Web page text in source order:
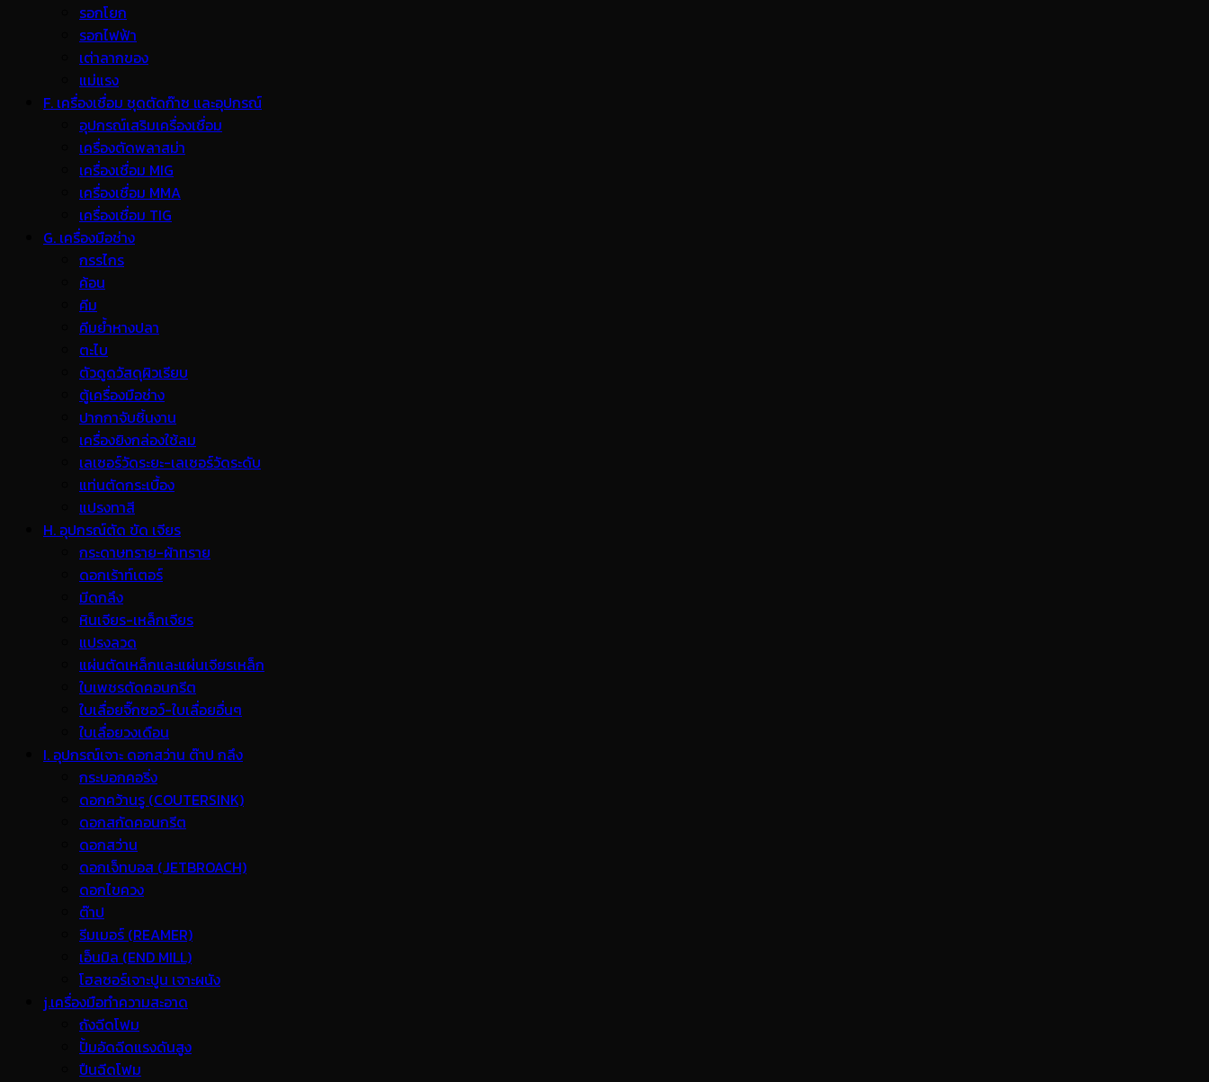
รอกโยก
รอกไฟฟ้า
เต่าลากของ
แม่แรง
F. เครื่องเชื่อม ชุดตัดก๊าซ และอุปกรณ์
อุปกรณ์เสริมเครื่องเชื่อม
เครื่องตัดพลาสม่า
เครื่องเชื่อม MIG
เครื่องเชื่อม MMA
เครื่องเชื่อม TIG
G. เครื่องมือช่าง
กรรไกร
ค้อน
คีม
คีมย้ำหางปลา
ตะไบ
ตัวดูดวัสดุผิวเรียบ
ตู้เครื่องมือช่าง
ปากกาจับชิ้นงาน
เครื่องยิงกล่องใช้ลม
เลเซอร์วัดระยะ-เลเซอร์วัดระดับ
แท่นตัดกระเบื้อง
แปรงทาสี
H. อุปกรณ์ตัด ขัด เจียร
กระดาษทราย-ผ้าทราย
ดอกเร้าท์เตอร์
มีดกลึง
หินเจียร-เหล็กเจียร
แปรงลวด
แผ่นตัดเหล็กและแผ่นเจียรเหล็ก
ใบเพชรตัดคอนกรีต
ใบเลื่อยจิ๊กซอว์-ใบเลื่อยอื่นๆ
ใบเลื่อยวงเดือน
I. อุปกรณ์เจาะ ดอกสว่าน ต๊าป กลึง
กระบอกคอริ่ง
ดอกคว้านรู (COUTERSINK)
ดอกสกัดคอนกรีต
ดอกสว่าน
ดอกเจ็ทบอส (JETBROACH)
ดอกไขควง
ต๊าป
รีมเมอร์ (REAMER)
เอ็นมิล (END MILL)
โฮลซอร์เจาะปูน เจาะผนัง
j.เครื่องมือทำความสะอาด
ถังฉีดโฟม
ปั้มอัดฉีดแรงดันสูง
ปืนฉีดโฟม